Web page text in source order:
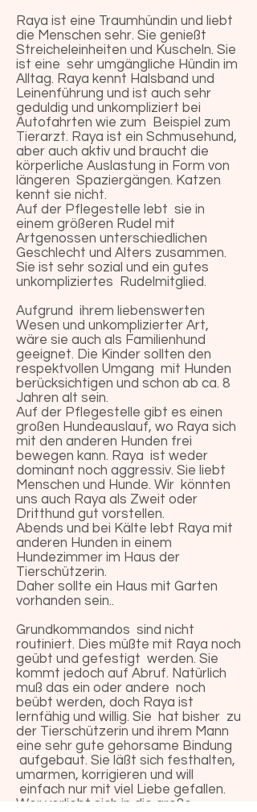
Raya ist eine Traumhündin und liebt
die Menschen sehr. Sie genießt
Streicheleinheiten und Kuscheln. Sie
ist eine sehr umgängliche Hündin im
Alltag. Raya kennt Halsband und
Leinenführung und ist auch sehr
geduldig und unkompliziert bei
Autofahrten wie zum Beispiel zum
Tierarzt. Raya ist ein Schmusehund,
aber auch aktiv und braucht die
körperliche Auslastung in Form von
längeren Spaziergängen. Katzen
kennt sie nicht.
Auf der Pflegestelle lebt sie in
einem größeren Rudel mit
Artgenossen unterschiedlichen
Geschlecht und Alters zusammen.
Sie ist sehr sozial und ein gutes
unkompliziertes Rudelmitglied.
Aufgrund ihrem liebenswerten
Wesen und unkomplizierter Art,
wäre sie auch als Familienhund
geeignet. Die Kinder sollten den
respektvollen Umgang mit Hunden
berücksichtigen und schon ab ca. 8
Jahren alt sein.
Auf der Pflegestelle gibt es einen
großen Hundeauslauf, wo Raya sich
mit den anderen Hunden frei
bewegen kann. Raya ist weder
dominant noch aggressiv. Sie liebt
Menschen und Hunde. Wir könnten
uns auch Raya als Zweit oder
Dritthund gut vorstellen.
Abends und bei Kälte lebt Raya mit
anderen Hunden in einem
Hundezimmer im Haus der
Tierschützerin.
Daher sollte ein Haus mit Garten
vorhanden sein..
Grundkommandos sind nicht
routiniert. Dies müßte mit Raya noch
geübt und gefestigt werden. Sie
kommt jedoch auf Abruf. Natürlich
muß das ein oder andere noch
beübt werden, doch Raya ist
lernfähig und willig. Sie hat bisher zu
der Tierschützerin und ihrem Mann
eine sehr gute gehorsame Bindung
aufgebaut. Sie läßt sich festhalten,
umarmen, korrigieren und will
einfach nur mit viel Liebe gefallen.
Wer verliebt sich in die große